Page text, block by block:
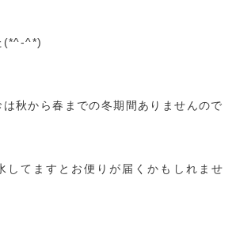
(*^-^*)
秋から春までの冬期間ありませんので
してますとお便りが届くかもしれませ